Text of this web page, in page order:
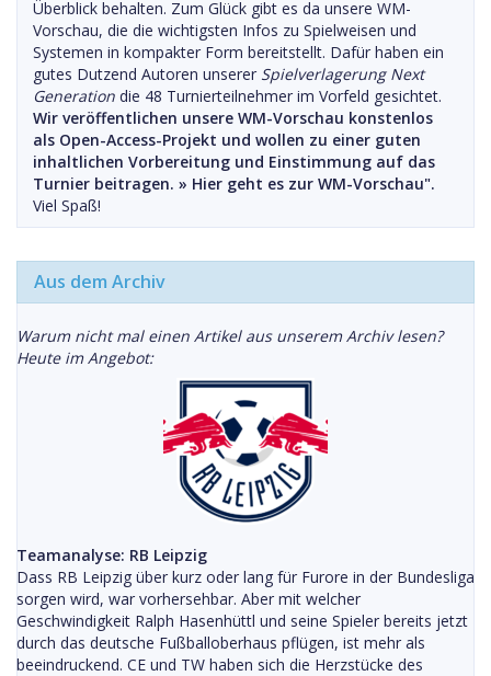
Überblick behalten. Zum Glück gibt es da unsere WM-
Vorschau, die die wichtigsten Infos zu Spielweisen und
Systemen in kompakter Form bereitstellt. Dafür haben ein
gutes Dutzend Autoren unserer Spielverlagerung Next
Generation die 48 Turnierteilnehmer im Vorfeld gesichtet.
Wir veröffentlichen unsere WM-Vorschau konstenlos
als Open-Access-Projekt und wollen zu einer guten
inhaltlichen Vorbereitung und Einstimmung auf das
Turnier beitragen. » Hier geht es zur WM-Vorschau".
Viel Spaß!
Aus dem Archiv
Warum nicht mal einen Artikel aus unserem Archiv lesen?
Heute im Angebot:
Teamanalyse: RB Leipzig
Dass RB Leipzig über kurz oder lang für Furore in der Bundesliga
sorgen wird, war vorhersehbar. Aber mit welcher
Geschwindigkeit Ralph Hasenhüttl und seine Spieler bereits jetzt
durch das deutsche Fußballoberhaus pflügen, ist mehr als
beeindruckend. CE und TW haben sich die Herzstücke des